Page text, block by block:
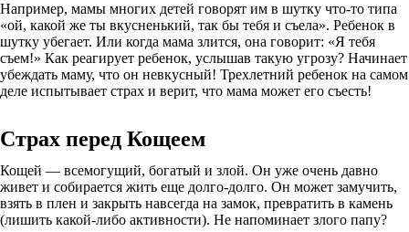
Например, мамы многих детей говорят им в шутку что-то типа
«ой, какой же ты вкусненький, так бы тебя и съела». Ребенок в
шутку убегает. Или когда мама злится, она говорит: «Я тебя
съем!» Как реагирует ребенок, услышав такую угрозу? Начинает
убеждать маму, что он невкусный! Трехлетний ребенок на самом
деле испытывает страх и верит, что мама может его съесть!
Страх перед Кощеем
Кощей — всемогущий, богатый и злой. Он уже очень давно
живет и собирается жить еще долго-долго. Он может замучить,
взять в плен и закрыть навсегда на замок, превратить в камень
(лишить какой-либо активности). Не напоминает злого папу?